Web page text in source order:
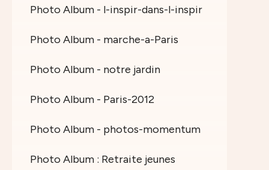
Photo Album - l-inspir-dans-l-inspir
Photo Album - marche-a-Paris
Photo Album - notre jardin
Photo Album - Paris-2012
Photo Album - photos-momentum
Photo Album : Retraite jeunes